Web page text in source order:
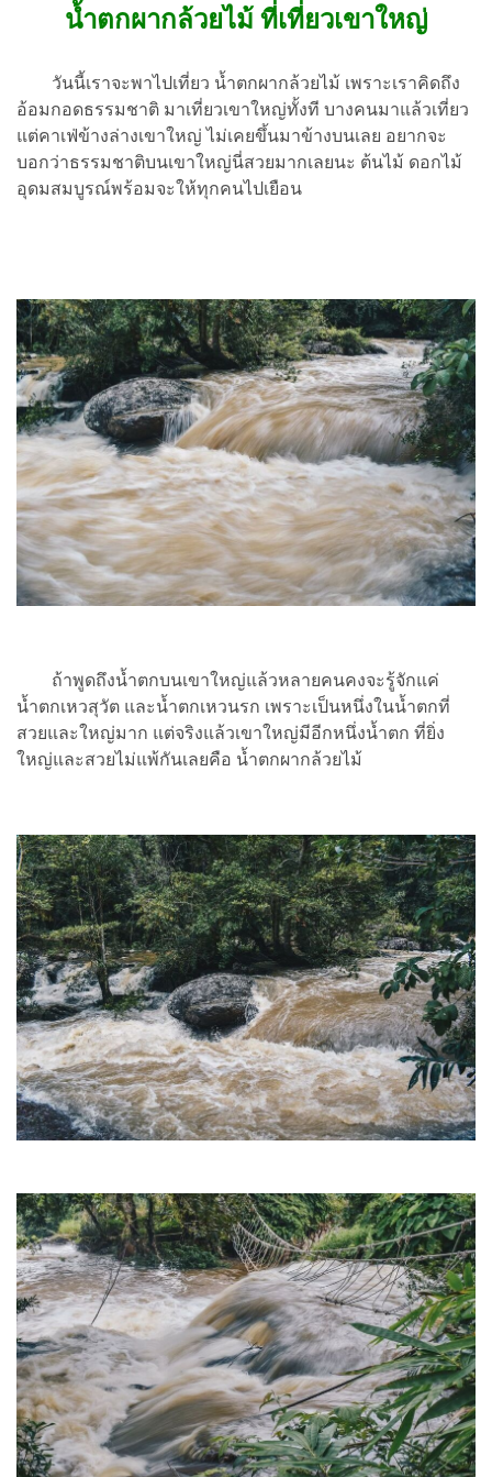
น้ำตกผากล้วยไม้ ที่เที่ยวเขาใหญ่
วันนี้เราจะพาไปเที่ยว น้ำตกผากล้วยไม้ เพราะเราคิดถึง
อ้อมกอดธรรมชาติ มาเที่ยวเขาใหญ่ทั้งที บางคนมาแล้วเที่ยว
แต่คาเฟ่ข้างล่างเขาใหญ่ ไม่เคยขึ้นมาข้างบนเลย อยากจะ
บอกว่าธรรมชาติบนเขาใหญ่นี่สวยมากเลยนะ ต้นไม้ ดอกไม้
อุดมสมบูรณ์พร้อมจะให้ทุกคนไปเยือน
ถ้าพูดถึงน้ำตกบนเขาใหญ่แล้วหลายคนคงจะรู้จักแค่
น้ำตกเหวสุวัต และน้ำตกเหวนรก เพราะเป็นหนึ่งในน้ำตกที่
สวยและใหญ่มาก แต่จริงแล้วเขาใหญ่มีอีกหนึ่งน้ำตก ที่ยิ่ง
ใหญ่และสวยไม่แพ้กันเลยคือ น้ำตกผากล้วยไม้